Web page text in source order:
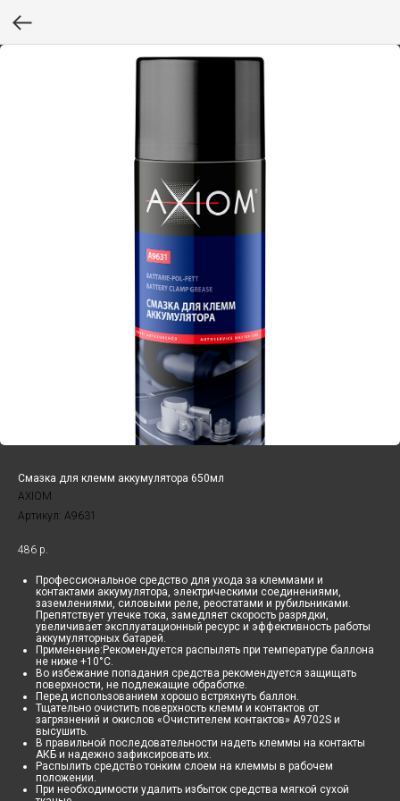
Смазка для клемм аккумулятора 650мл
AXIOM
Артикул: A9631
486 р.
Профессиональное средство для ухода за клеммами и
контактами аккумулятора, электрическими соединениями,
заземлениями, силовыми реле, реостатами и рубильниками.
Препятствует утечке тока, замедляет скорость разрядки,
увеличивает эксплуатационный ресурс и эффективность работы
аккумуляторных батарей.
Применение:Рекомендуется распылять при температуре баллона
не ниже +10°С.
Во избежание попадания средства рекомендуется защищать
поверхности, не подлежащие обработке.
Перед использованием хорошо встряхнуть баллон.
Тщательно очистить поверхность клемм и контактов от
загрязнений и окислов «Очистителем контактов» A9702S и
высушить.
В правильной последовательности надеть клеммы на контакты
АКБ и надежно зафиксировать их.
Распылить средство тонким слоем на клеммы в рабочем
положении.
При необходимости удалить избыток средства мягкой сухой